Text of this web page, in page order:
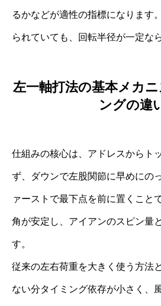
るかなどが適性の指標になります
られていても、回転半径が一定な
左一軸打法の基本メカ
ングの違
仕組みの核心は、アドレスからト
ず、ダウンで左股関節に早めにの
ァーストで最下点を前に置くこと
角が安定し、アイアンのスピン量
す。
従来の左右荷重を大きく使う方法
ない分タイミング依存が小さく、